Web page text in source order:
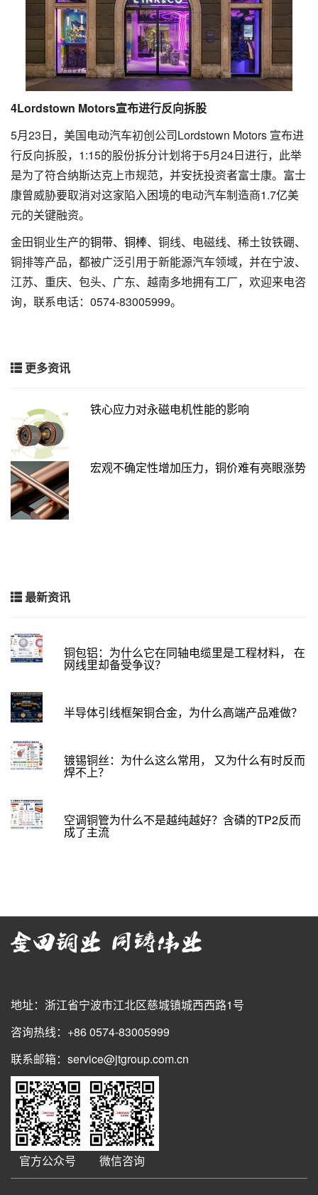
4Lordstown Motors宣布进行反向拆股
5月23日，美国电动汽车初创公司Lordstown Motors 宣布进
行反向拆股，1:15的股份拆分计划将于5月24日进行，此举
是为了符合纳斯达克上市规范，并安抚投资者富士康。富士
康曾威胁要取消对这家陷入困境的电动汽车制造商1.7亿美
元的关键融资。
金田铜业生产的铜带、 铜棒、铜线、电磁线、稀土钕铁硼、
铜排等产品，都被广泛引用于新能源汽车领域，并在宁波、
江苏、重庆、包头、广东、越南多地拥有工厂，欢迎来电咨
询，联系电话：0574-83005999。
更多资讯
铁心应力对永磁电机性能的影响
宏观不确定性增加压力，铜价难有亮眼涨势
最新资讯
铜包铝：为什么它在同轴电缆里是工程材料， 在
网线里却备受争议？
半导体引线框架铜合金，为什么高端产品难做？
镀锡铜丝：为什么这么常用， 又为什么有时反而
焊不上？
空调铜管为什么不是越纯越好？含磷的TP2反而
成了主流
地址：浙江省宁波市江北区慈城镇城西西路1号
咨询热线：+86 0574-83005999
联系邮箱：service@jtgroup.com.cn
官方公众号 微信咨询